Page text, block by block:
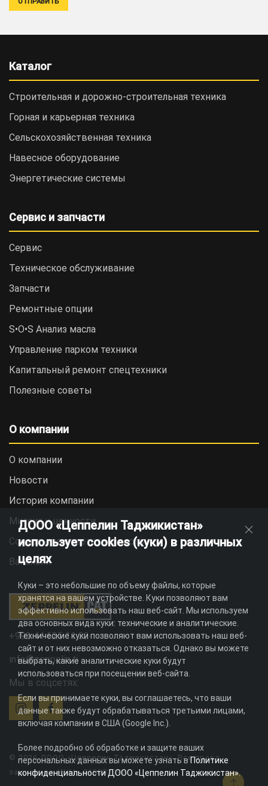
Каталог
Строительная и дорожно-cтроительная техника
Горная и карьерная техника
Сельскохозяйственная техника
Навесное оборудование
Энергетические системы
Сервис и запчасти
Сервис
Техническое обслуживание
Запчасти
Ремонтные опции
S•O•S Анализ масла
Управление парком техники
Капитальный ремонт спецтехники
Полезные советы
О компании
О компании
Новости
История компании
Миссия и ценности
Социальная ответственность
Вакансии
+992 44 625 11 22
info@zeppelin.tj
Мы в соцсетях:
© 2026 ДООО «Цеппелин Таджикистан». Все права
защищены. ИНН - 010082996
ДООО «Цеппелин Таджикистан»
использует cookies (куки) в различных
целях
Куки – это небольшие по объему файлы, которые
хранятся на вашем устройстве. Куки позволяют вам
эффективно использовать наш веб-сайт. Мы используем
два основных вида куки: технические и аналитические.
Технические куки позволяют вам использовать наш веб-
сайт и от них невозможно отказаться. Однако вы можете
выбрать, какие аналитические куки будут
использоваться при посещении веб-сайта.
Если вы принимаете куки, вы соглашаетесь, что ваши
данные также будут обрабатываться третьими лицами,
включая компании в США (Google Inc.).
Более подробно об обработке и защите ваших
персональных данных вы можете узнать вПолитике
конфиденциальности ДООО «Цеппелин Таджикистан».